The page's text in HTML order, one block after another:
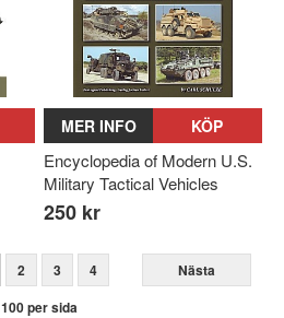
MER INFO KÖP
Encyclopedia of Modern U.S.
Military Tactical Vehicles
250 kr
2 3 4
Nästa
100 per sida